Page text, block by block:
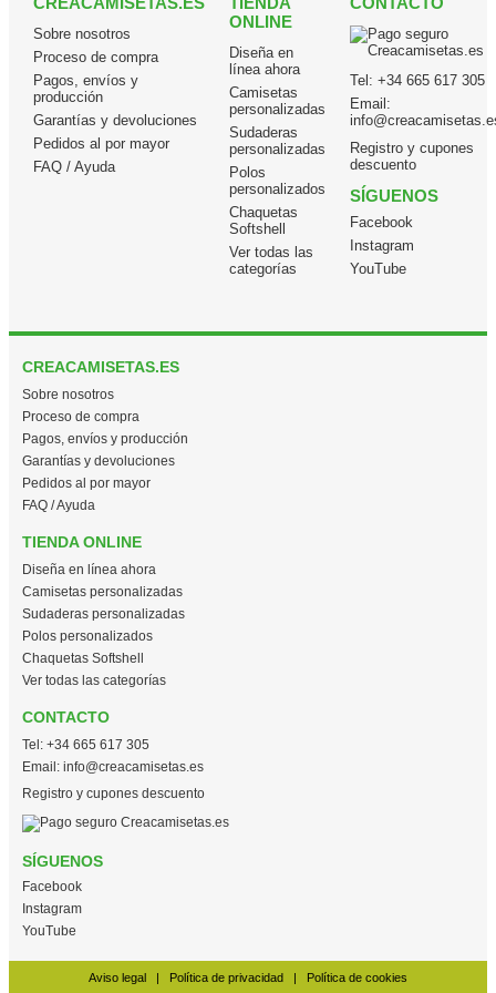
Sobre nosotros
Proceso de compra
Pagos, envíos y
producción
Garantías y devoluciones
Pedidos al por mayor
FAQ / Ayuda
ONLINE
Diseña en
línea ahora
Camisetas
personalizadas
Sudaderas
personalizadas
Polos
personalizados
Chaquetas
Softshell
Ver todas las
categorías
Tel: +34 665 617 305
Email:
Registro y cupones
descuento
SÍGUENOS
Facebook
Instagram
YouTube
CREACAMISETAS.ES
Sobre nosotros
Proceso de compra
Pagos, envíos y producción
Garantías y devoluciones
Pedidos al por mayor
FAQ / Ayuda
TIENDA ONLINE
Diseña en línea ahora
Camisetas personalizadas
Sudaderas personalizadas
Polos personalizados
Chaquetas Softshell
Ver todas las categorías
CONTACTO
Tel: +34 665 617 305
Email: info@creacamisetas.es
Registro y cupones descuento
SÍGUENOS
Facebook
Instagram
YouTube
Aviso legal Política de privacidad
Política de cookies